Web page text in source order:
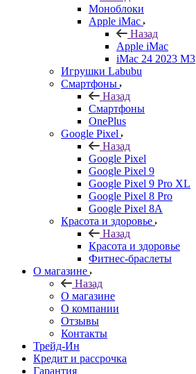
Моноблоки
Apple iMac
Назад
Apple iMac
iMac 24 2023 M3
Игрушки Labubu
Смартфоны
Назад
Смартфоны
OnePlus
Google Pixel
Назад
Google Pixel
Google Pixel 9
Google Pixel 9 Pro XL
Google Pixel 8 Pro
Google Pixel 8A
Красота и здоровье
Назад
Красота и здоровье
Фитнес-браслеты
О магазине
Назад
О магазине
О компании
Отзывы
Контакты
Трейд-Ин
Кредит и рассрочка
Гарантия